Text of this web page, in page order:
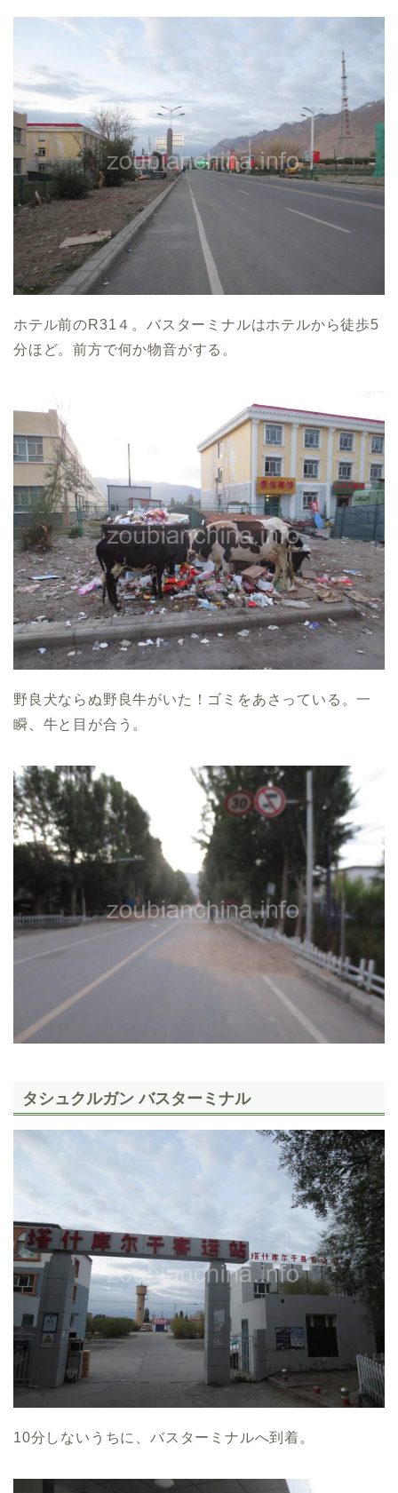
ホテル前のR31４。バスターミナルはホテルから徒歩5
分ほど。前方で何か物音がする。
野良犬ならぬ野良牛がいた！ゴミをあさっている。一
瞬、牛と目が合う。
タシュクルガン バスターミナル
10分しないうちに、バスターミナルへ到着。